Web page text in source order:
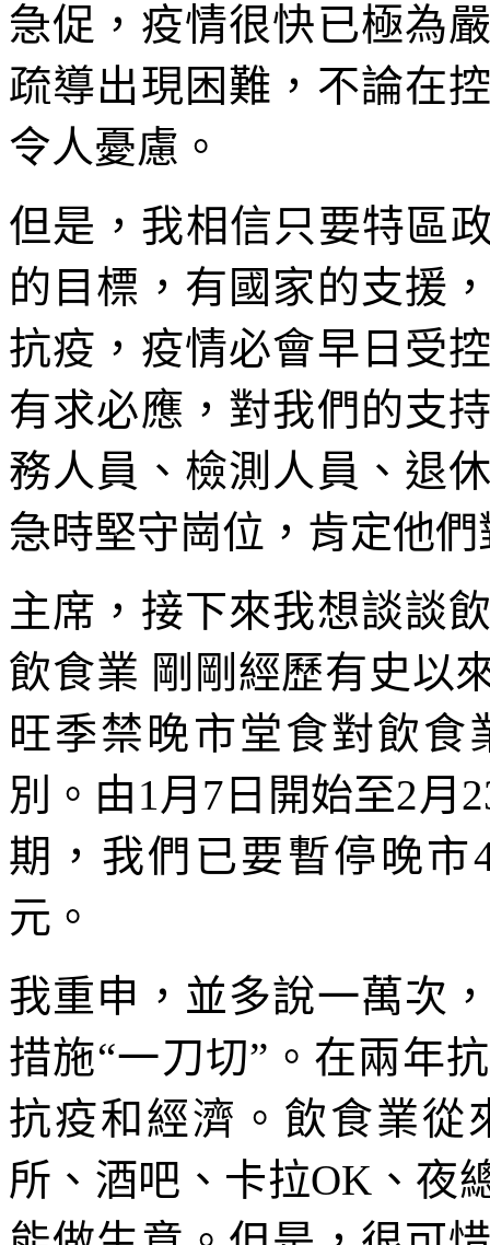
急促，疫情很快已極為
疏導出現困難，不論在
令人憂慮。
但是，我相信只要特區
的目標，有國家的支援
抗疫，疫情必會早日受
有求必應，對我們的支
務人員、檢測人員、退
急時堅守崗位，肯定他
主席，接下來我想談談
飲食業 剛剛經歷有史以
旺季禁晚市堂食對飲食
別。由1月7日開始至2月
期，我們已要暫停晚市
元。
我重申，並多說一萬次
措施“一刀切”。在兩年
抗疫和經濟。飲食業從
所、酒吧、卡拉OK、夜